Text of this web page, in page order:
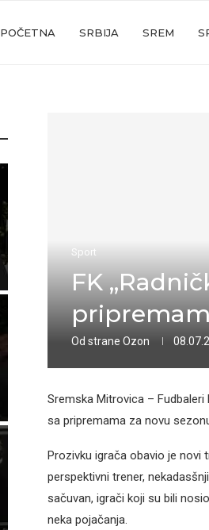
POČETNA SRBIJA SREM
Sport
FK
Od strane Ozon
Sremska Mitrovica – Fudbaleri
sa pripremama za novu
Prozivku igrača obavio je novi
perspektivni trener,
sačuvan, igrači koji su bili
neka pojačanja.